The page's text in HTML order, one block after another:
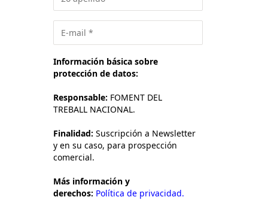
Información básica sobre
protección de datos:
Responsable: FOMENT DEL
TREBALL NACIONAL.
Finalidad: Suscripción a Newsletter
y en su caso, para prospección
comercial.
Más información y
derechos: Política de privacidad.